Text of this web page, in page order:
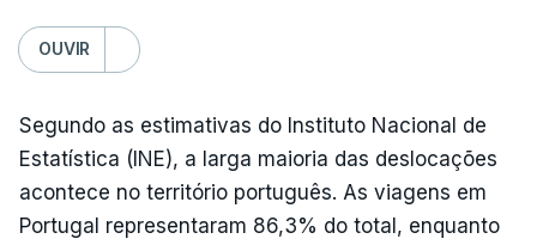
OUVIR
Segundo as estimativas do Instituto Nacional de
Estatística (INE), a larga maioria das deslocações
acontece no território português. As viagens em
Portugal representaram 86,3% do total, enquanto